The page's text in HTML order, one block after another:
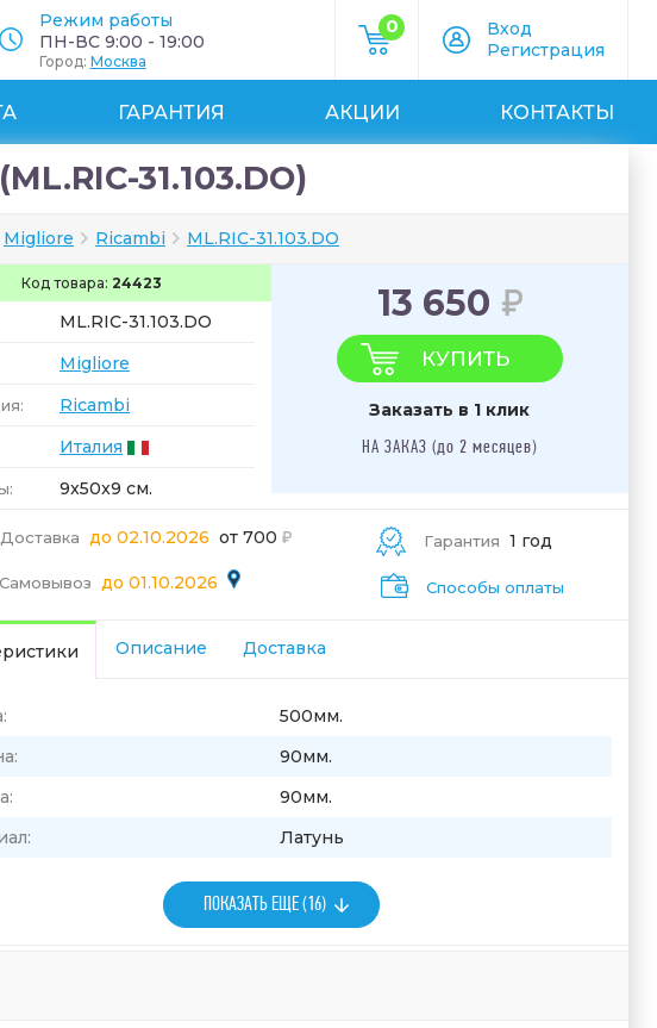
Режим работы
ПН-ВС 9:00 - 19:00
Город: Москва
0
Вход
Регистрация
ГАРАНТИЯ АКЦИИ КОНТАКТЫ
31.103.DO)
Migliore Ricambi ML.RIC-31.103.DO
Код товара:24423
ML.RIC-31.103.DO
Migliore
Ricambi
Италия
9x50x9 см.
13 650
КУПИТЬ
Заказать в 1 клик
НА ЗАКАЗ (до 2 месяцев)
Доставка до 02.10.2026 от 700
Самовывоз до 01.10.2026
Гарантия 1 год
Способы оплаты
Описание Доставка
500мм.
90мм.
90мм.
Латунь
ПОКАЗАТЬ ЕЩЕ (16)